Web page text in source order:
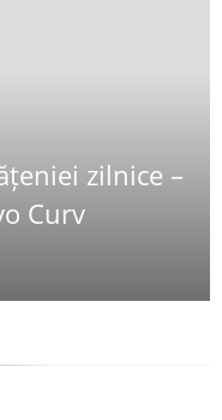
zilnice –
Curv